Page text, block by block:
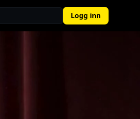
Logg inn